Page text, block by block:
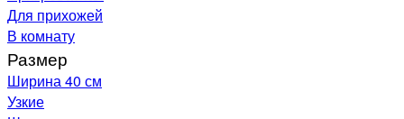
Для прихожей
В комнату
Размер
Ширина 40 см
Узкие